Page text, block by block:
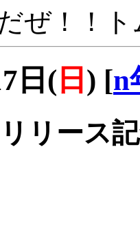
ぜ！！
日( 日 ) [n
リース